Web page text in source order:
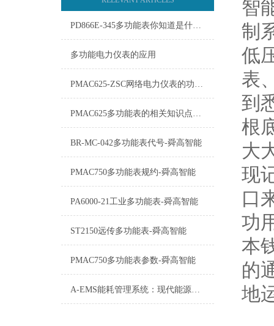
PD866E-345多功能表你知道是什么吗？
多功能电力仪表的应用
PMAC625-ZSC网络电力仪表的功能介绍
PMAC625多功能表的相关知识点讲解
BR-MC-042多功能表代号-舜高智能
PMAC750多功能表规约-舜高智能
PA6000-21工业多功能表-舜高智能
ST2150远传多功能表-舜高智能
PMAC750多功能表参数-舜高智能
A-EMS能耗管理系统：现代能源管理的智慧之选
智
制
低
表
到
根
大
现
口
功
本
的
地